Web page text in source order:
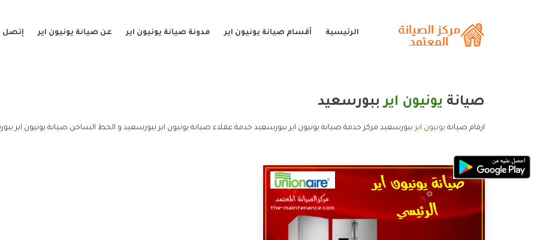
الرئيسية أقسام صيانة يونيون اير مدونة صيانة يونيون اير عن صيانة يونيون اير إتصل
صيانة يونيون ايرببورسعيد
ارقام صيانة يونيون ايرببورسعيد مركز خدمة صيانة يونيون اير ببورسعيد خدمة عملاء صيانة يونيون اير ببورسعيد و الخط الساخن صيانة يونيون اير